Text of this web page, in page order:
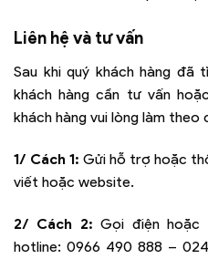
Liên hệ và tư vấn
Sau khi quý khách hàng đã
khách hàng cần tư vấn
khách hàng vui lòng làm theo
1/ Cách 1: Gửi hỗ trợ hoặc
viết hoặc website.
2/ Cách 2: Gọi điện hoặc
hotline: 0966 490 888 –